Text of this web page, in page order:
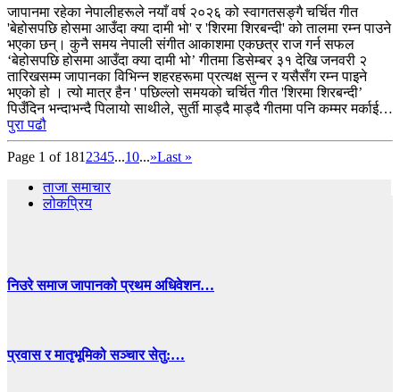
जापानमा रहेका नेपालीहरूले नयाँ वर्ष २०२६ को स्वागतसङ्गै चर्चित गीत
'बेहोसपछि होसमा आउँदा क्या दामी भो' र 'शिरमा शिरबन्दी' को तालमा रम्न पाउने
भएका छन्। कुनै समय नेपाली संगीत आकाशमा एकछत्र राज गर्न सफल
‘बेहोसपछि होसमा आउँदा क्या दामी भो’ गीतमा डिसेम्बर ३१ देखि जनवरी २
तारिखसम्म जापानका विभिन्न शहरहरूमा प्रत्यक्ष सुन्न र यसैसँग रम्न पाइने
भएको हो । त्यो मात्र हैन ' पछिल्लो समयको चर्चित गीत 'शिरमा शिरबन्दी’
पिउँदिन भन्दाभन्दै पिलायो साथीले, सुर्ती माड्दै माड्दै गीतमा पनि कम्मर मर्काई…
पुरा पढौ
Page 1 of 1812345...10...»Last »
ताजा समाचार
लोकप्रिय
निउरे समाज जापानको प्रथम अधिवेशन…
प्रवास र मातृभूमिको सञ्चार सेतु:…